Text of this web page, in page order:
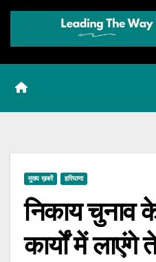
मुख्य ख़बरें हरियाणा
निकाय चुनाव
कार्यों में लाएंगे